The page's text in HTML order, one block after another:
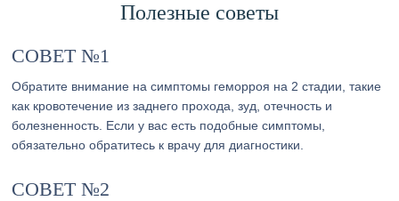
Полезные советы
СОВЕТ №1
Обратите внимание на симптомы геморроя на 2 стадии, такие
как кровотечение из заднего прохода, зуд, отечность и
болезненность. Если у вас есть подобные симптомы,
обязательно обратитесь к врачу для диагностики.
СОВЕТ №2